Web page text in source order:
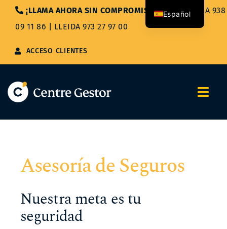
Saltar
contenido
¡LLAMA AHORA SIN COMPROMISO!|BARCELONA 938
09 11 86
LLEIDA 973 27 97 00
ACCESO CLIENTES
Servicios
Asesoría de Seguros
Nuestra meta es tu
seguridad
Español
Català